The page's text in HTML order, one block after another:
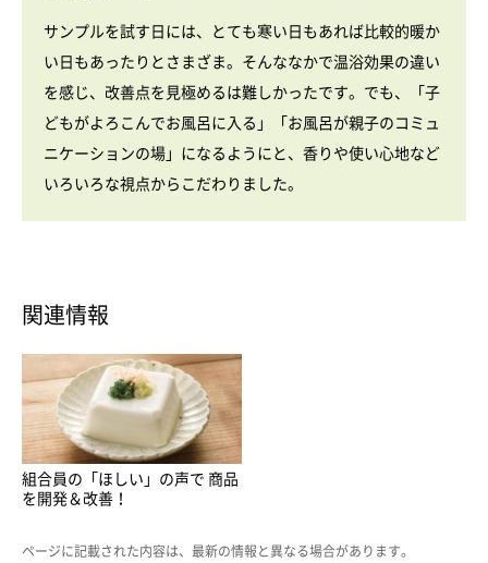
サンプルを試す日には、とても寒い日もあれば比較的暖か
い日もあったりとさまざま。そんななかで温浴効果の違い
を感じ、改善点を見極めるは難しかったです。でも、「子
どもがよろこんでお風呂に入る」「お風呂が親子のコミュ
ニケーションの場」になるようにと、香りや使い心地など
いろいろな視点からこだわりました。
関連情報
組合員の「ほしい」の声で 商品
を開発＆改善！
ページに記載された内容は、最新の情報と異なる場合があります。